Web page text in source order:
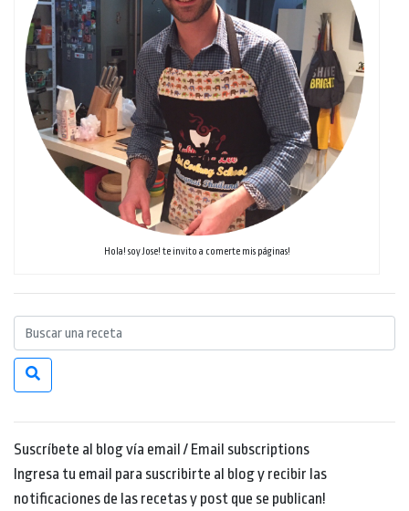
Hola! soy Jose! te invito a comerte mis páginas!
Suscríbete al blog vía email / Email subscriptions
Ingresa tu email para suscribirte al blog y recibir las
notificaciones de las recetas y post que se publican!